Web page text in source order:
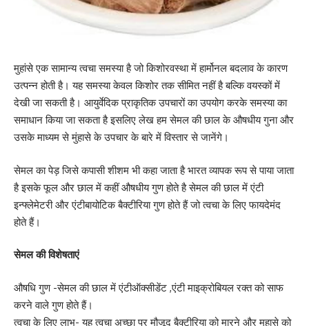
मुहांसे एक सामान्य त्वचा समस्या है जो किशोरवस्था में हार्मोनल बदलाव के कारण
उत्पन्न होती है। यह समस्या केवल किशोर तक सीमित नहीं है बल्कि वयस्कों में
देखी जा सकती है। आयुर्वेदिक प्राकृतिक उपचारों का उपयोग करके समस्या का
समाधान किया जा सकता है इसलिए लेख हम सेमल की छाल के औषधीय गुना और
उसके माध्यम से मुंहासे के उपचार के बारे में विस्तार से जानेंगे।
सेमल का पेड़ जिसे कपासी शीशम भी कहा जाता है भारत व्यापक रूप से पाया जाता
है इसके फूल और छाल में कहीं औषधीय गुण होते है सेमल की छाल में एंटी
इन्फ्लेमेटरी और एंटीबायोटिक बैक्टीरिया गुण होते हैं जो त्वचा के लिए फायदेमंद
होते हैं।
सेमल की विशेषताएं
औषधि गुण -सेमल की छाल में एंटीऑक्सीडेंट ,एंटी माइक्रोबियल रक्त को साफ
करने वाले गुण होते हैं।
त्वचा के लिए लाभ- यह त्वचा अच्छा पर मौजूद बैक्टीरिया को मारने और मुहासे को